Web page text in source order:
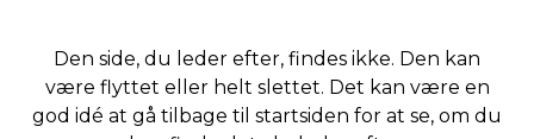
Den side, du leder efter, findes ikke. Den kan
være flyttet eller helt slettet. Det kan være en
god idé at gå tilbage til startsiden for at se, om du